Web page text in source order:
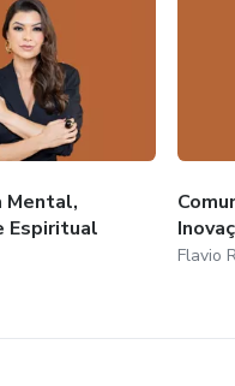
Mental,
Espiritual
Flavio